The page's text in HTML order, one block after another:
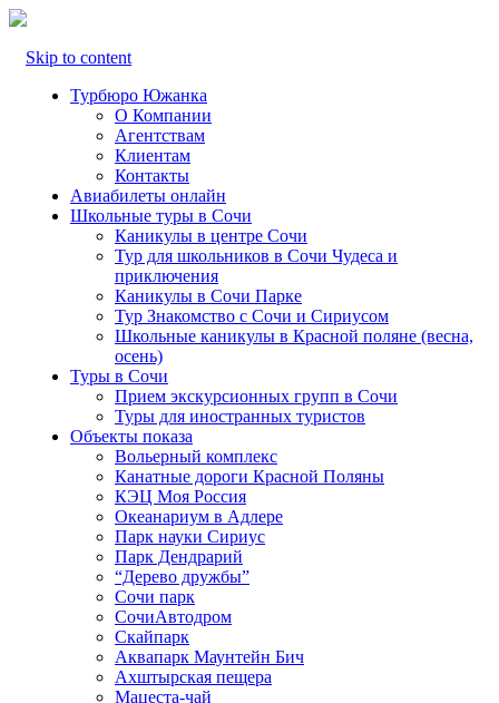
Skip to content
Турбюро Южанка
О Компании
Агентствам
Клиентам
Контакты
Авиабилеты онлайн
Школьные туры в Сочи
Каникулы в центре Сочи
Тур для школьников в Сочи Чудеса и
приключения
Каникулы в Сочи Парке
Тур Знакомство с Сочи и Сириусом
Школьные каникулы в Красной поляне (весна,
осень)
Туры в Сочи
Прием экскурсионных групп в Сочи
Туры для иностранных туристов
Объекты показа
Вольерный комплекс
Канатные дороги Красной Поляны
КЭЦ Моя Россия
Океанариум в Адлере
Парк науки Сириус
Парк Дендрарий
“Дерево дружбы”
Сочи парк
СочиАвтодром
Скайпарк
Аквапарк Маунтейн Бич
Ахштырская пещера
Мацеста-чай